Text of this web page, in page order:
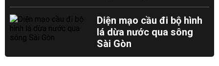
Diện mạo cầu đi bộ hình
lá dừa nước qua sông
Sài Gòn